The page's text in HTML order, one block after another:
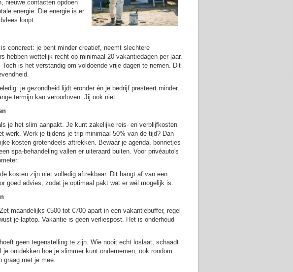
nieuwe contacten opdoen
energie. Die energie is er
loopt.
concreet: je bent minder creatief, neemt slechtere
hebben wettelijk recht op minimaal 20 vakantiedagen per jaar.
is het verstandig om voldoende vrije dagen te nemen. Dit
je gezondheid lijdt eronder én je bedrijf presteert minder.
termijn kan veroorloven. Jij ook niet.
je het slim aanpakt. Je kunt zakelijke reis- en verblijfkosten
werk. Werk je tijdens je trip minimaal 50% van de tijd? Dan
kosten grotendeels aftrekken. Bewaar je agenda, bonnetjes
spa-behandeling vallen er uiteraard buiten. Voor privéauto's
kosten zijn niet volledig aftrekbaar. Dit hangt af van een
goed advies, zodat je optimaal pakt wat er wél mogelijk is.
maandelijks €500 tot €700 apart in een vakantiebuffer, regel
je laptop. Vakantie is geen verliespost. Het is onderhoud
geen tegenstelling te zijn. Wie nooit echt loslaat, schaadt
ontdekken hoe je slimmer kunt ondernemen, ook rondom
graag met je mee.